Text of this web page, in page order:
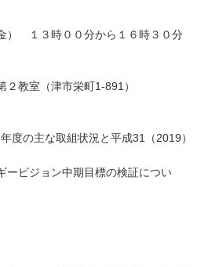
１３時００分から１６時３０分
室（津市栄町1-891）
の主な取組状況と平成31（2019）
ビジョン中期目標の検証につい